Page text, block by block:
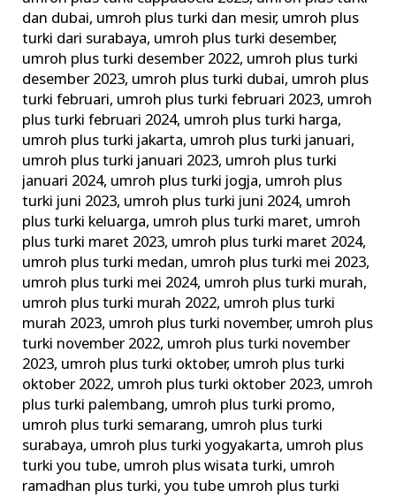
dan dubai, umroh plus turki dan mesir, umroh plus
turki dari surabaya, umroh plus turki desember,
umroh plus turki desember 2022, umroh plus turki
desember 2023, umroh plus turki dubai, umroh plus
turki februari, umroh plus turki februari 2023, umroh
plus turki februari 2024, umroh plus turki harga,
umroh plus turki jakarta, umroh plus turki januari,
umroh plus turki januari 2023, umroh plus turki
januari 2024, umroh plus turki jogja, umroh plus
turki juni 2023, umroh plus turki juni 2024, umroh
plus turki keluarga, umroh plus turki maret, umroh
plus turki maret 2023, umroh plus turki maret 2024,
umroh plus turki medan, umroh plus turki mei 2023,
umroh plus turki mei 2024, umroh plus turki murah,
umroh plus turki murah 2022, umroh plus turki
murah 2023, umroh plus turki november, umroh plus
turki november 2022, umroh plus turki november
2023, umroh plus turki oktober, umroh plus turki
oktober 2022, umroh plus turki oktober 2023, umroh
plus turki palembang, umroh plus turki promo,
umroh plus turki semarang, umroh plus turki
surabaya, umroh plus turki yogyakarta, umroh plus
turki you tube, umroh plus wisata turki, umroh
ramadhan plus turki,you tube umroh plus turki